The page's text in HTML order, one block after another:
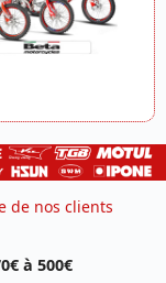
de nos clients
à 500€